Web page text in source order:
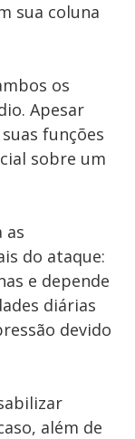
sua coluna
os
Apesar
funções
sobre um
as
do ataque:
e depende
diárias
devido
além de